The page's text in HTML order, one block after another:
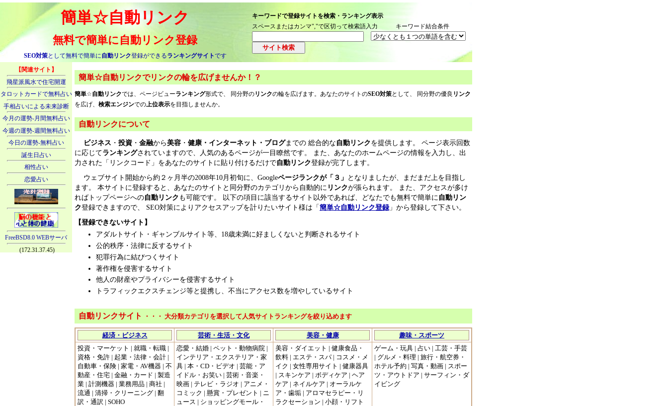
簡単☆自動リンク
無料で簡単に 自動リンク登録
SEO対策として無料で簡単に自動リンク登録ができるランキングサイトです
キーワードで登録サイトを検索・ランキング表示
スペースまたはカンマ","で区切って検索語入力 キーワード結合条件
簡単☆自動リンクでリンクの輪を広げませんか！？
簡単☆自動リンクでは、ページビューランキング形式で、 同分野のリンクの輪を広げます。あなたのサイトのSEO対策として、 同分野の優良 リンク
を広げ、 検索エンジンでの 上位表示を目指しませんか。
自動リンクについて
ビジネス ・ 投資 ・ 金融から美容 ・ 健康・インターネット・ブログまでの 総合的な自動リンクを提供します。 ページ表示回数
に応じてランキングされていますので、人気のあるページが一目瞭然です。 また、あなたのホームページの情報を入力し、出
力された「リンクコード」をあなたのサイトに貼り付けるだけで自動リンク登録が完了します。
ウェブサイト開始から約２ヶ月半の2008年10月初旬に、Googleページランクが「３」 となりましたが、まだまだ上を目指し
ます。 本サイトに登録すると、あなたのサイトと同分野のカテゴリから自動的に リンクが張られます。 また、アクセスが多け
ればトップページへの自動リンクも可能です。 以下の項目に該当するサイト以外であれば、どなたでも無料で簡単に 自動リン
ク登録できますので、 SEO対策によりアクセスアップを計りたいサイト様は「簡単☆自動リンク登録」から登録して下さい。
【登録できないサイト】
アダルトサイト・ギャンブルサイト等、18歳未満に好ましくないと判断されるサイト
公的秩序・法律に反するサイト
犯罪行為に結びつくサイト
著作権を侵害するサイト
他人の財産やプライバシーを侵害するサイト
トラフィックエクスチェンジ等と提携し、不当にアクセス数を増やしているサイト
自動リンクサイト ・・・ 大分類カテゴリを選択して人気サイトランキングを絞り込めます
経済・ビジネス 芸術・生活・文化 美容・健康
趣味・スポーツ
投資・マーケット | 就職・転職 |
資格・免許 | 起業・法律・会計 |
自動車・保険 | 家電・AV機器 | 不
動産・住宅 | 金融・カード | 製造
業 | 計測機器 | 業務用品 | 商社 |
流通 | 清掃・クリーニング | 翻
訳・通訳 | SOHO
恋愛・結婚 | ペット・動物病院 |
インテリア・エクステリア・家
具 | 本・CD・ビデオ | 芸能・ア
イドル・お笑い | 芸術・音楽・
映画 | テレビ・ラジオ | アニメ・
コミック | 懸賞・プレゼント | ニ
ュース | ショッピングモール・
美容・ダイエット | 健康食品・
飲料 | エステ・スパ | コスメ・メ
イク | 女性専用サイト | 健康器具
| スキンケア | ボディケア | ヘア
ケア | ネイルケア | オーラルケ
ア・歯垢 | アロマセラピー・リ
ラクセーション | 小顔・リフト
ゲーム・玩具 | 占い | 工芸・手芸
| グルメ・料理 | 旅行・航空券・
ホテル予約 | 写真・動画 | スポー
ツ・アウトドア | サーフィン・ダ
イビング
【関連サイト】
飛星派風水で住宅開運
タロットカードで無料占い
手相占いによる未来診断
今月の運勢-月間無料占い
今週の運勢-週間無料占い
今日の運勢-無料占い
誕生日占い
相性占い
恋愛占い
FreeBSD8.0 WEBサーバ
(172.31.37.45)